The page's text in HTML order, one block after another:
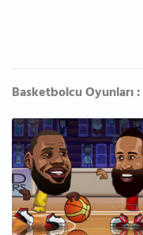
Basketbolcu Oyunları :